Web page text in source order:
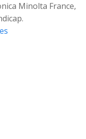
Minolta France,